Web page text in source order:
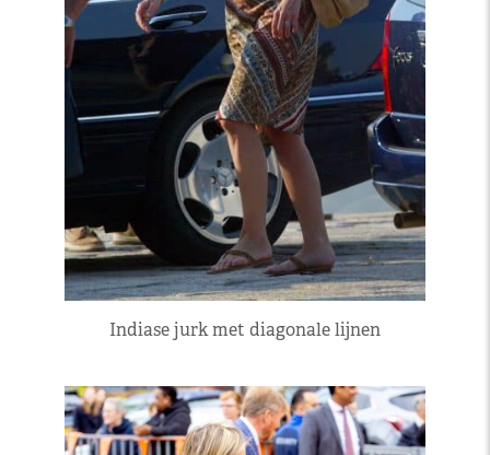
Indiase jurk met diagonale lijnen